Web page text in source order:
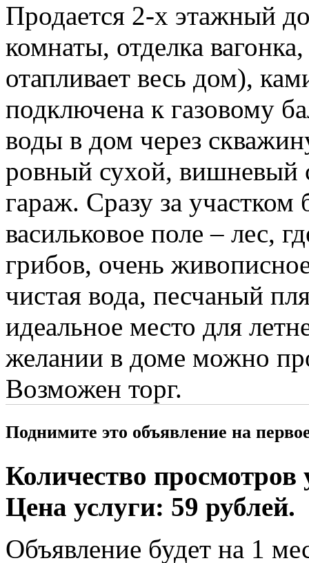
Продается 2-х этажный
комнаты, отделка
отапливает весь дом),
подключена к газовому
воды в дом через
ровный сухой, вишневый
гараж. Сразу за участком
васильковое поле – лес,
грибов, очень
чистая вода, песчаный
идеальное место для
желании в доме можно
Возможен торг.
Поднимите это объявление на
Количество просмотров
Цена услуги: 59 рублей.
Объявление будет на 1